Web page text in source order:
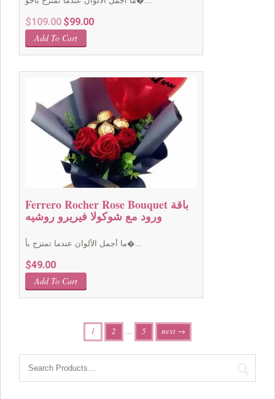
$109.00 Original
price
was:
$99.00Current
Add To Cart
Ferrero Rocher Rose Bouquet باقة
ورود مع شوكولا فيريرو روشيه
ما أجمل الألوان عندما تمتزج بأ�...
$49.00
Add To Cart
1 2 … 5 next →